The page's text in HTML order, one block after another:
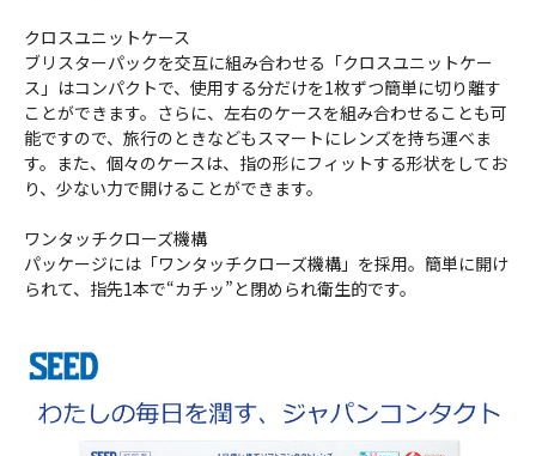
クロスユニットケース
ブリスターパックを交互に組み合わせる「クロスユニットケー
ス」はコンパクトで、使用する分だけを1枚ずつ簡単に切り離す
ことができます。さらに、左右のケースを組み合わせることも可
能ですので、旅行のときなどもスマートにレンズを持ち運べま
す。また、個々のケースは、指の形にフィットする形状をしてお
り、少ない力で開けることができます。
ワンタッチクローズ機構
パッケージには「ワンタッチクローズ機構」を採用。簡単に開け
られて、指先1本で“カチッ”と閉められ衛生的です。